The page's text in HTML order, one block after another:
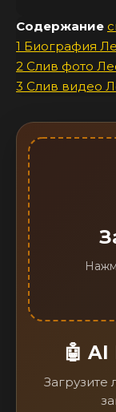
Содержание
1 Биография
2 Слив фото
3 Слив видео
🤖